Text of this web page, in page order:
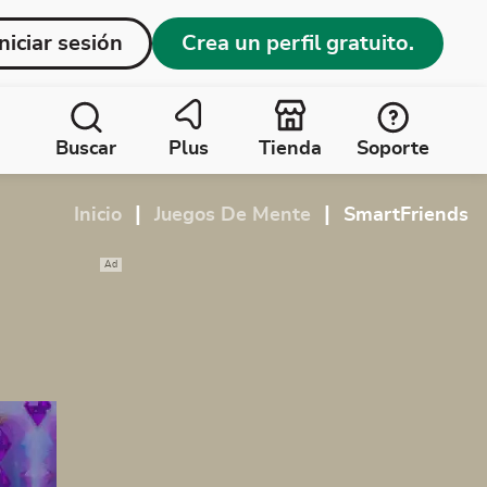
sesión Crea un perfil gratuito.
Buscar Plus Tienda Soporte
Inicio Juegos De Mente SmartFriends
Ad